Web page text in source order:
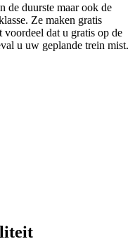
de duurste maar ook de
Ze maken gratis
voordeel dat u gratis op de
u uw geplande trein mist.